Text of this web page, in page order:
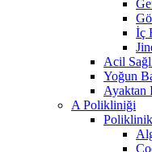
İç
Acil
Yoğun
Ayaktan
A Polikliniği